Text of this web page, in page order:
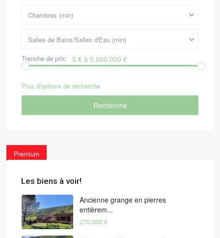
Chambres (min)
Salles de Bains/Salles d'Eau (min)
Tranche de prix: 0 € à 5,000,000 €
Plus d'options de recherche
Recherche
Premium
Les biens à voir!
Ancienne grange en pierres
entièrem...
270,000 €